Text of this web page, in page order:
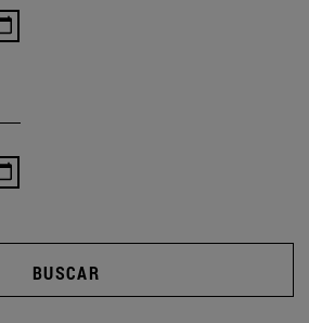
BUSCAR